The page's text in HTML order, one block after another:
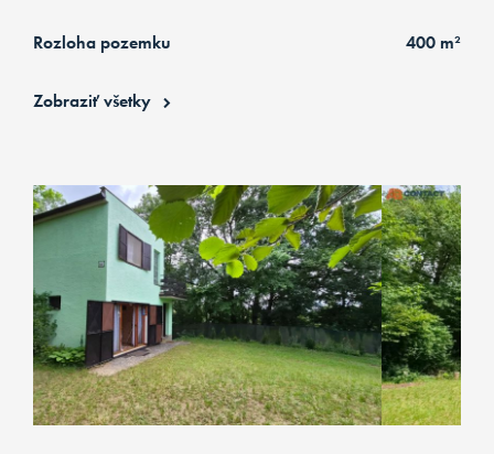
Rozloha pozemku 400 m²
Zobraziť všetky